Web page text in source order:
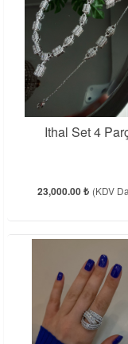
Ithal Set 4
23,000.00 ₺ (KDV